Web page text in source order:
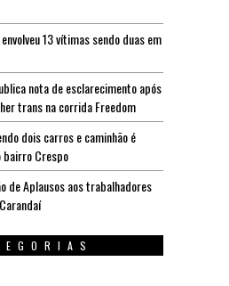
13 vítimas sendo duas em
nota de esclarecimento após
trans na corrida Freedom
dois carros e caminhão é
Crespo
de Aplausos aos trabalhadores